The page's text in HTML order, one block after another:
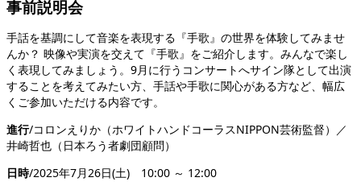
事前説明会
手話を基調にして音楽を表現する『手歌』の世界を体験してみませ
んか？ 映像や実演を交えて『手歌』をご紹介します。みんなで楽し
く表現してみましょう。 9月に行うコンサートへサイン隊として出演
することを考えてみたい方、手話や手歌に関心がある方など、幅広
くご参加いただける内容です。
進行/コロンえりか（ホワイトハンドコーラスNIPPON芸術監督）／
井崎哲也（日本ろう者劇団顧問）
日時/2025年7月26日(土) 10:00 ～ 12:00